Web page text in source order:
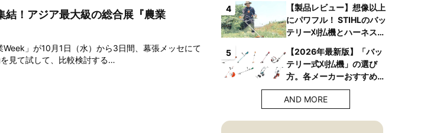
！アジア最大級の総合展『農業
」が10月1日（水）から3日間、幕張メッセにて
見て試して、比較検討する…
複合環境制御装置が誕生
4
【製品レビュー】想像以上
にパワフル！ STIHLのバッ
テリー刈払機とハーネス
へ
5
【2026年最新版】「バッ
テリー式刈払機」の選び
方。各メーカーおすすめ機
種はコレ！
AND MORE